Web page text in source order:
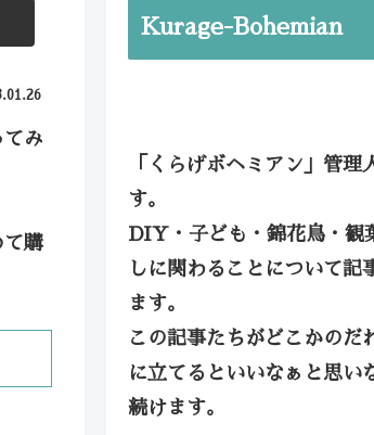
み
て購
Kurage-Bohemian
「くらげボヘミアン」管
す。
DIY・子ども・錦花鳥・観
しに関わることについて記
ます。
この記事たちがどこかのだ
に立てるといいなぁと思い
続けます。